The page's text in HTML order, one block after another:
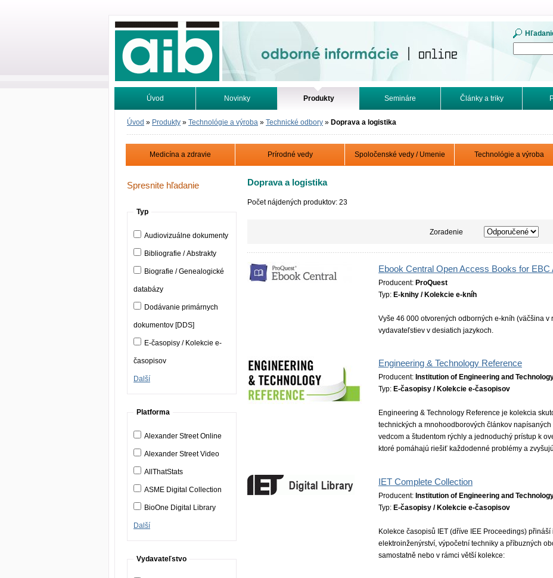
Odborné informácie. Online.
Úvod Novinky Produkty Semináre Články a triky
Vyhľadávanie Tutoriály
Úvod » Produkty » Technológie a výroba » Technické odbory » Doprava a logistika
Medicína a zdravie Prírodné vedy Spoločenské vedy / Umenie Technológie a výroba
Spresnite hľadanie
Typ
Audiovizuálne dokumenty
Bibliografie / Abstrakty
Biografie / Genealogické
databázy
Dodávanie primárnych
dokumentov [DDS]
E-časopisy / Kolekcie e-
časopisov
Další
Platforma
Alexander Street Online
Alexander Street Video
AllThatStats
ASME Digital Collection
BioOne Digital Library
Další
Vydavateľstvo
Doprava a logistika
Počet nájdených produktov: 23
Zoradenie
Ebook Central Open Access Books for EBC
Producent: ProQuest
Typ: E-knihy / Kolekcie e-kníh
Vyše 46 000 otvorených odborných e-kníh (väčšina v
vydavateľstiev v desiatich jazykoch.
Engineering & Technology Reference
Producent: Institution of Engineering and
Typ: E-časopisy / Kolekcie e-časopisov
Engineering & Technology Reference je kolekcia
technických a mnohoodborových článkov
vedcom a študentom rýchly a jednoduchý prístup k
ktoré pomáhajú riešiť každodenné problémy a
IET Complete Collection
Producent: Institution of Engineering and
Typ: E-časopisy / Kolekcie e-časopisov
Kolekce časopisů IET (dříve IEE Proceedings)
elektroinženýrství, výpočetní techniky a příbuzných
samostatně nebo v rámci větší kolekce: